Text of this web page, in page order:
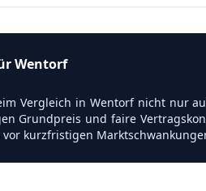
Wentorf
Vergleich in Wentorf nicht nur
Grundpreis und faire
kurzfristigen